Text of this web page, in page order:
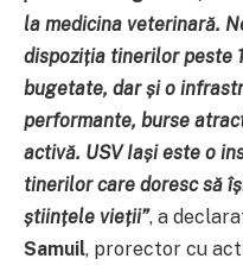
la medicina veterinară.
dispoziția tinerilor peste
bugetate, dar și o
performante, burse
activă. USV Iași este o
tinerilor care doresc să
științele vieții”, a
Samuil, prorector cu